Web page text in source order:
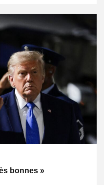
bonnes »